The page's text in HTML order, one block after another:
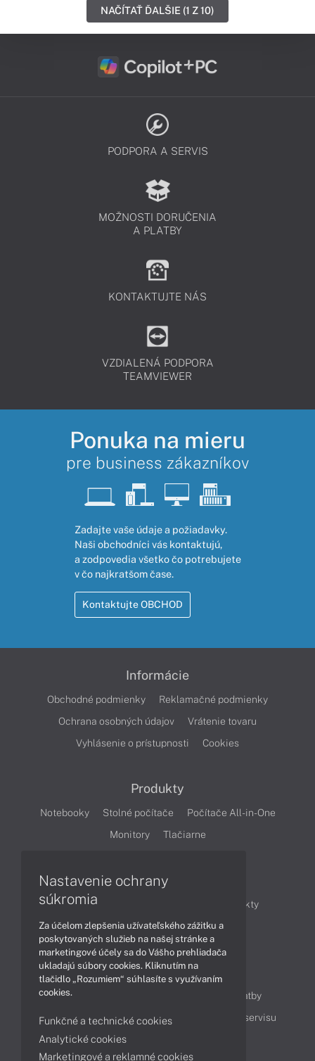
NAČÍTAŤ ĎALŠIE (1 Z 10)
PODPORA A SERVIS
MOŽNOSTI DORUČENIA
A PLATBY
KONTAKTUJTE NÁS
VZDIALENÁ PODPORA
TEAMVIEWER
Ponuka na mieru
pre business zákazníkov
Zadajte vaše údaje a požiadavky.
Naši obchodníci vás kontaktujú,
a zodpovedia všetko čo potrebujete
v čo najkratšom čase.
Kontaktujte OBCHOD
Informácie
Obchodné podmienky
Reklamačné podmienky
Ochrana osobných údajov
Vrátenie tovaru
Vyhlásenie o prístupnosti
Cookies
Produkty
Notebooky Stolné počítače
Počítače All-in-One
Monitory
Tlačiarne
Články
Obchodné informácie
Produkty
Technológie
Videá
Obsah
Ako nakupovať
Možnosti doručenia a platby
Podpora a servis
Servisné služby Cenník servisu
Nastavenie ochrany
súkromia
Za účelom zlepšenia užívateľského zážitku a
poskytovaných služieb na našej stránke a
marketingové účely sa do Vášho prehliadača
ukladajú súbory cookies. Kliknutím na
tlačidlo „Rozumiem“ súhlasíte s využívaním
cookies.
Funkčné a technické cookies
Analytické cookies
Marketingové a reklamné cookies